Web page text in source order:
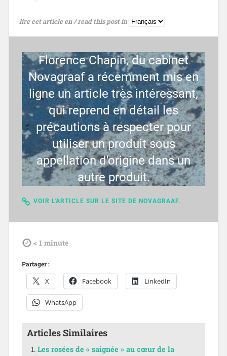
lire cet article en / read this post in
Florence Chapin, du cabinet
Novagraaf a récemment mis en
ligne un article très intéressant,
qui reprend en détail les
précautions à respecter pour
utiliser un produit sous
appellation d'origine dans un
autre produit.
VOIR L'ARTICLE SUR LE SITE DE NOVAGRAAF.
tdl < 1 minute
Partager :
X Facebook LinkedIn
WhatsApp
Articles Similaires
Les rosées de « saignée » au cœur de la